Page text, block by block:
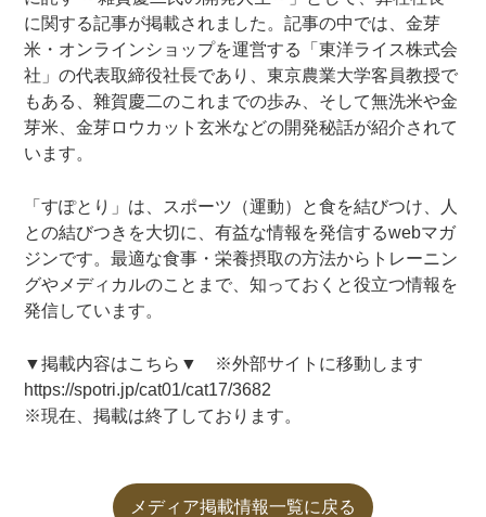
に関する記事が掲載されました。記事の中では、金芽
米・オンラインショップを運営する「東洋ライス株式会
社」の代表取締役社長であり、東京農業大学客員教授で
もある、雜賀慶二のこれまでの歩み、そして無洗米や金
芽米、金芽ロウカット玄米などの開発秘話が紹介されて
います。
「すぽとり」は、スポーツ（運動）と食を結びつけ、人
との結びつきを大切に、有益な情報を発信するwebマガ
ジンです。最適な食事・栄養摂取の方法からトレーニン
グやメディカルのことまで、知っておくと役立つ情報を
発信しています。
▼掲載内容はこちら▼ ※外部サイトに移動します
https://spotri.jp/cat01/cat17/3682
※現在、掲載は終了しております。
メディア掲載情報一覧に戻る